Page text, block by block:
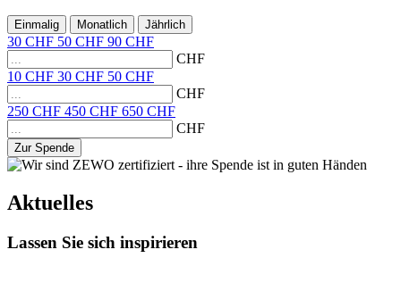
Einmalig Monatlich Jährlich
30 CHF 50 CHF 90 CHF
CHF
10 CHF 30 CHF 50 CHF
CHF
250 CHF 450 CHF 650 CHF
CHF
Zur Spende
Aktuelles
Lassen Sie sich inspirieren